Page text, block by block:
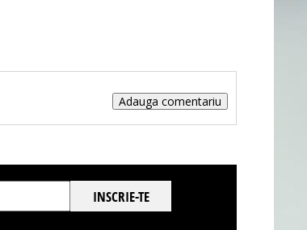
Adauga comentariu